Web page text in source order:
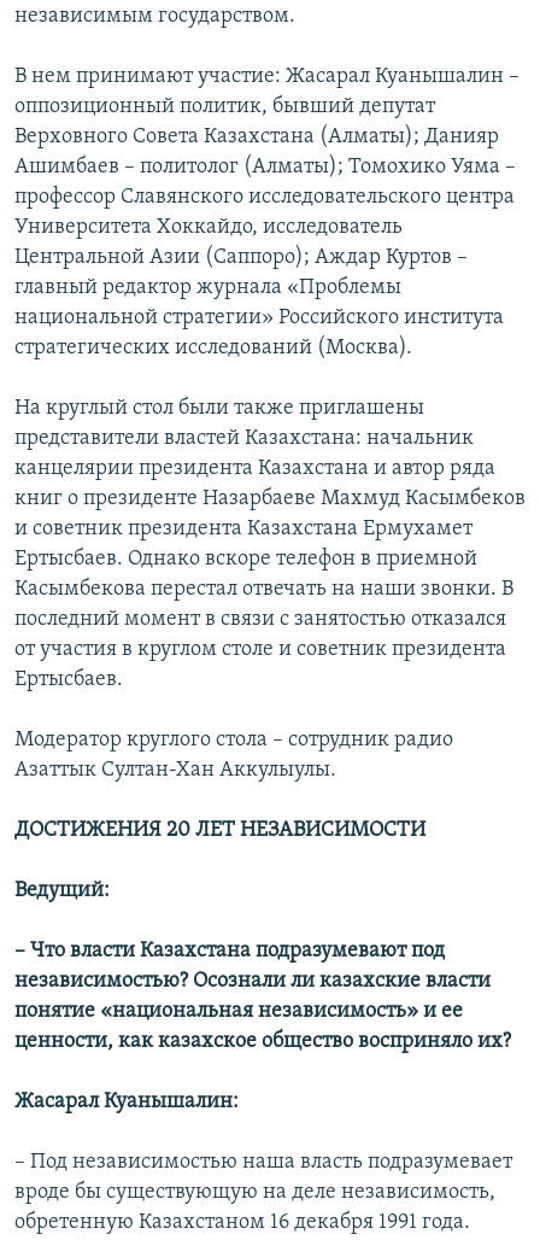
независимым государством.
В нем принимают участие: Жасарал Куанышалин –
оппозиционный политик, бывший депутат
Верховного Совета Казахстана (Алматы); Данияр
Ашимбаев – политолог (Алматы); Томохико Уяма –
профессор Славянского исследовательского центра
Университета Хоккайдо, исследователь
Центральной Азии (Саппоро); Аждар Куртов –
главный редактор журнала «Проблемы
национальной стратегии» Российского института
стратегических исследований (Москва).
На круглый стол были также приглашены
представители властей Казахстана: начальник
канцелярии президента Казахстана и автор ряда
книг о президенте Назарбаеве Махмуд Касымбеков
и советник президента Казахстана Ермухамет
Ертысбаев. Однако вскоре телефон в приемной
Касымбекова перестал отвечать на наши звонки. В
последний момент в связи с занятостью отказался
от участия в круглом столе и советник президента
Ертысбаев.
Модератор круглого стола – сотрудник радио
Азаттык Султан-Хан Аккулыулы.
ДОСТИЖЕНИЯ 20 ЛЕТ НЕЗАВИСИМОСТИ
Ведущий:
– Что власти Казахстана подразумевают под
независимостью? Осознали ли казахские власти
понятие «национальная независимость» и ее
ценности, как казахское общество восприняло их?
Жасарал Куанышалин:
– Под независимостью наша власть подразумевает
вроде бы существующую на деле независимость,
обретенную Казахстаном 16 декабря 1991 года.